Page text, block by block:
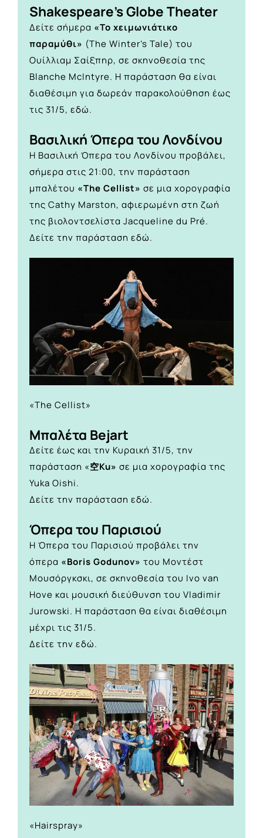
Shakespeare’s Globe Theater
Δείτε σήμερα «Το χειμωνιάτικο
παραμύθι» (The Winter’s Tale) του
Ουίλλιαμ Σαίξπηρ, σε σκηνοθεσία της
Blanche McIntyre. Η παράσταση θα είναι
διαθέσιμη για δωρεάν παρακολούθηση έως
τις 31/5, εδώ.
Βασιλική Όπερα του Λονδίνου
H Βασιλική Όπερα του Λονδίνου προβάλει,
σήμερα στις 21:00, την παράσταση
μπαλέτου «The Cellist» σε μια χορογραφία
της Cathy Marston, αφιερωμένη στη ζωή
της βιολοντσελίστα Jacqueline du Pré.
Δείτε την παράσταση εδώ.
«The Cellist»
Μπαλέτα Bejart
Δείτε έως και την Κυραική 31/5, την
παράσταση «空Ku» σε μια χορογραφία της
Yuka Oishi.
Δείτε την παράσταση εδώ.
Όπερα του Παρισιού
Η Όπερα του Παρισιού προβάλει την
όπερα «Boris Godunov» του Μοντέστ
Μουσόργκσκι, σε σκηνοθεσία του Ivo van
Hove και μουσική διεύθυνση του Vladimir
Jurowski. Η παράσταση θα είναι διαθέσιμη
μέχρι τις 31/5.
Δείτε την εδώ.
«Hairspray»